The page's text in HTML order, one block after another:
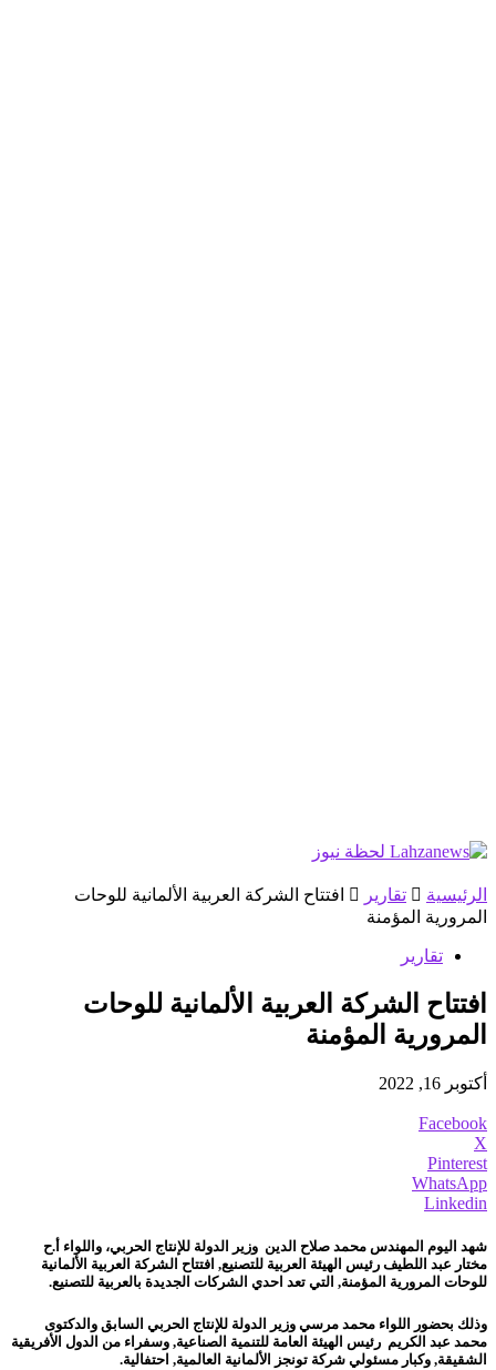
الرئيسية تقارير
افتتاح الشركة العربية الألمانية للوحات
المرورية المؤمنة
تقارير
افتتاح الشركة العربية الألمانية للوحات
المرورية المؤمنة
أكتوبر 16, 2022
Facebook
X
Pinterest
WhatsApp
Linkedin
شهد اليوم المهندس محمد صلاح الدين وزير الدولة للإنتاج الحربي، واللواء أ.ح
مختار عبد اللطيف رئيس الهيئة العربية للتصنيع, افتتاح الشركة العربية الألمانية
للوحات المرورية المؤمنة, التي تعد احدي الشركات الجديدة بالعربية للتصنيع.
وذلك بحضور اللواء محمد مرسي وزير الدولة للإنتاج الحربي السابق والدكتوى
محمد عبد الكريم رئيس الهيئة العامة للتنمية الصناعية, وسفراء من الدول الأفريقية
الشقيقة, وكبار مسئولي شركة تونجز الألمانية العالمية, احتفالية.